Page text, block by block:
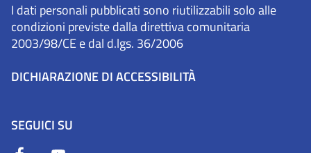
I dati personali pubblicati sono riutilizzabili solo alle
condizioni previste dalla direttiva comunitaria
2003/98/CE e dal d.lgs. 36/2006
DICHIARAZIONE DI ACCESSIBILITÀ
SEGUICI SU